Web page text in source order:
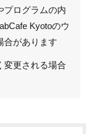
プログラムの内
Kyotoのウ
合があります
変更される場合